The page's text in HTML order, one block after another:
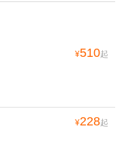
¥510起
¥228起